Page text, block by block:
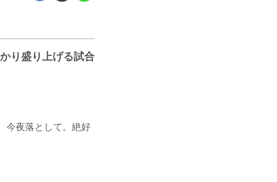
り盛り上げる試合
今夜落として。絶好